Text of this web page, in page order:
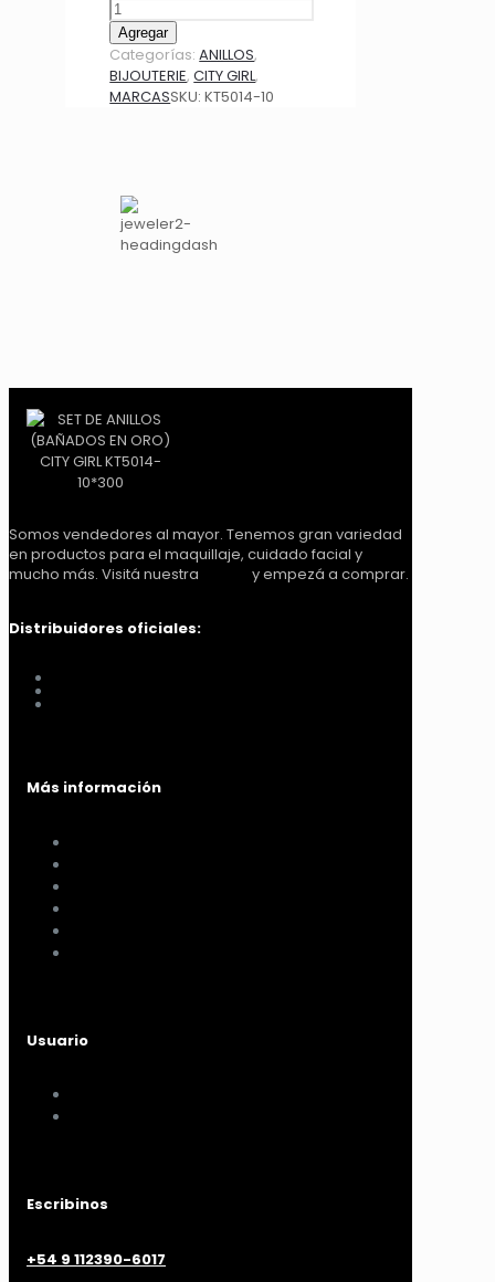
Agregar
Categorías:ANILLOS,
BIJOUTERIE,CITY GIRL,
MARCASSKU:KT5014-10
Somos vendedores al mayor. Tenemos gran variedad
en productos para el maquillaje, cuidado facial y
mucho más. Visitá nuestra
y empezá a comprar.
Distribuidores oficiales:
Más información
Usuario
Escribinos
+54 9 112390-6017